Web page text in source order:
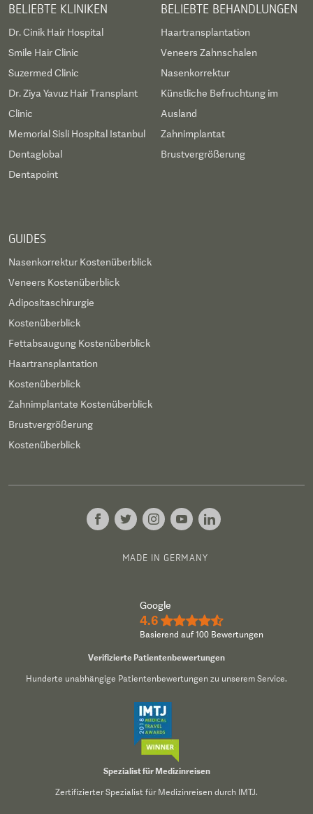
BELIEBTE KLINIKEN
Dr. Cinik Hair Hospital
Smile Hair Clinic
Suzermed Clinic
Dr. Ziya Yavuz Hair Transplant
Clinic
Memorial Sisli Hospital Istanbul
Dentaglobal
Dentapoint
BELIEBTE BEHANDLUNGEN
Haartransplantation
Veneers Zahnschalen
Nasenkorrektur
Künstliche Befruchtung im
Ausland
Zahnimplantat
Brustvergrößerung
GUIDES
Nasenkorrektur Kostenüberblick
Veneers Kostenüberblick
Adipositaschirurgie
Kostenüberblick
Fettabsaugung Kostenüberblick
Haartransplantation
Kostenüberblick
Zahnimplantate Kostenüberblick
Brustvergrößerung
Kostenüberblick
MADE IN GERMANY
Google
4.6 ★★★★½
Basierend auf 100 Bewertungen
Verifizierte Patientenbewertungen
Hunderte unabhängige Patientenbewertungen zu unserem Service.
Spezialist für Medizinreisen
Zertifizierter Spezialist für Medizinreisen durch IMTJ.